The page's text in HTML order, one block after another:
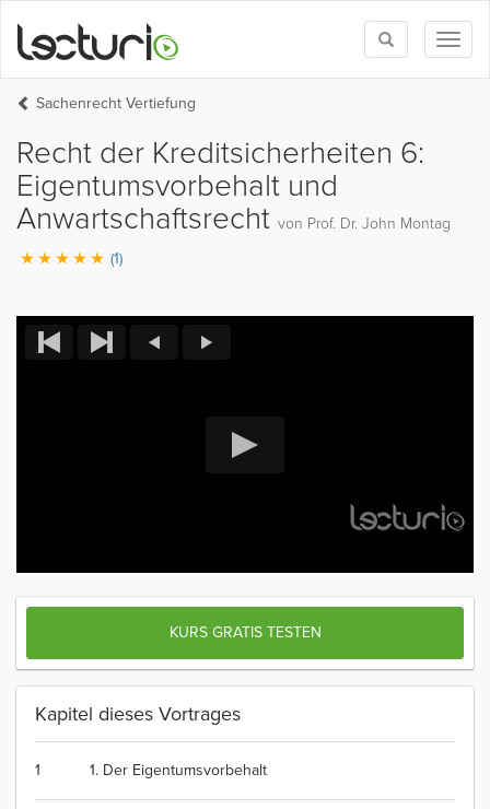
Toggle
search
Sachenrecht Vertiefung
Recht der Kreditsicherheiten 6:
Eigentumsvorbehalt und
Anwartschaftsrecht von Prof. Dr. John Montag
(1)
KURS GRATIS TESTEN
Kapitel dieses Vortrages
1 1. Der Eigentumsvorbehalt